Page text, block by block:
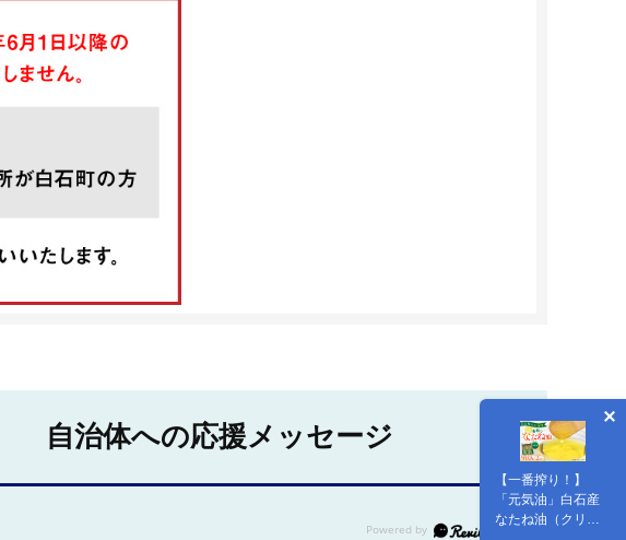
【一番搾り！】
「元気油」白石産
なたね油（クリア
自治体への応援メッセージ